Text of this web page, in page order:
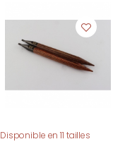
Disponible en 11 tailles